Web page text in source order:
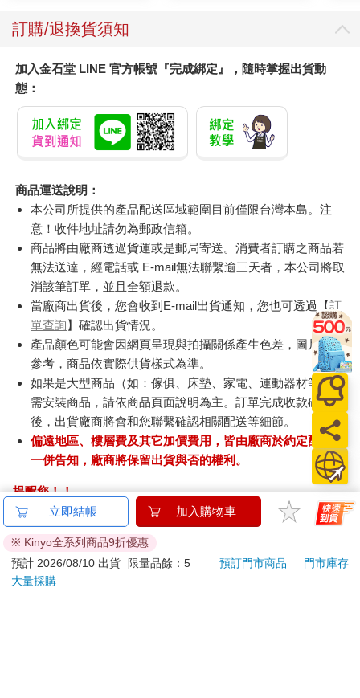
訂購/退換貨須知
加入金石堂 LINE 官方帳號『完成綁定』，隨時掌握出貨動
態：
商品運送說明：
本公司所提供的產品配送區域範圍目前僅限台灣本島。注
意！收件地址請勿為郵政信箱。
商品將由廠商透過貨運或是郵局寄送。消費者訂購之商品若
無法送達，經電話或 E-mail無法聯繫逾三天者，本公司將取
消該筆訂單，並且全額退款。
當廠商出貨後，您會收到E-mail出貨通知，您也可透過【訂
單查詢】確認出貨情況。
產品顏色可能會因網頁呈現與拍攝關係產生色差，圖片僅供
參考，商品依實際供貨樣式為準。
如果是大型商品（如：傢俱、床墊、家電、運動器材等）及
需安裝商品，請依商品頁面說明為主。訂單完成收款確認
後，出貨廠商將會和您聯繫確認相關配送等細節。
偏遠地區、樓層費及其它加價費用，皆由廠商於約定配送時
一併告知，廠商將保留出貨與否的權利。
提醒您！！
金石堂及銀行均不會請您操作ATM! 如接獲電話要求您前往
ATM提款機，請不要聽從指示，以免受騙上當！
退換貨須知：
**提醒您，鑑賞期不等於試用期，退回商品須為全新狀態**
立即結帳 加入購物車
※ Kinyo全系列商品9折優惠
預計 2026/08/10 出貨
限量品餘：5 預訂門市商品
門市庫存
大量採購